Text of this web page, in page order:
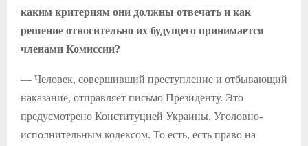
каким критериям они должны отвечать и как
решение относительно их будущего принимается
членами Комиссии?
— Человек, совершивший преступление и отбывающий
наказание, отправляет письмо Президенту. Это
предусмотрено Конституцией Украины, Уголовно-
исполнительным кодексом. То есть, есть право на